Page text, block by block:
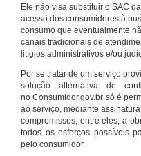
Ele não visa substituir o SAC
acesso dos consumidores à
consumo que eventualmente
canais tradicionais de
litígios administrativos e/ou
Por se tratar de um serviço
solução alternativa de
no Consumidor.gov.br só é
ao serviço, mediante
compromissos, entre eles, a
todos os esforços possíveis
pelo consumidor.